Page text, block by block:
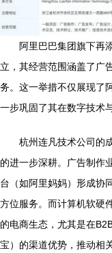
阿里巴巴集团旗下
立，其经营范围涵盖了广
务。这一举措不仅展现了
一步巩固了其在数字技术
杭州连凡技术公司的
的进一步深耕。广告制作
台（如阿里妈妈）形成协
方位服务。而计算机软硬
的电商生态，尤其是在
宝）的渠道优势，推动相